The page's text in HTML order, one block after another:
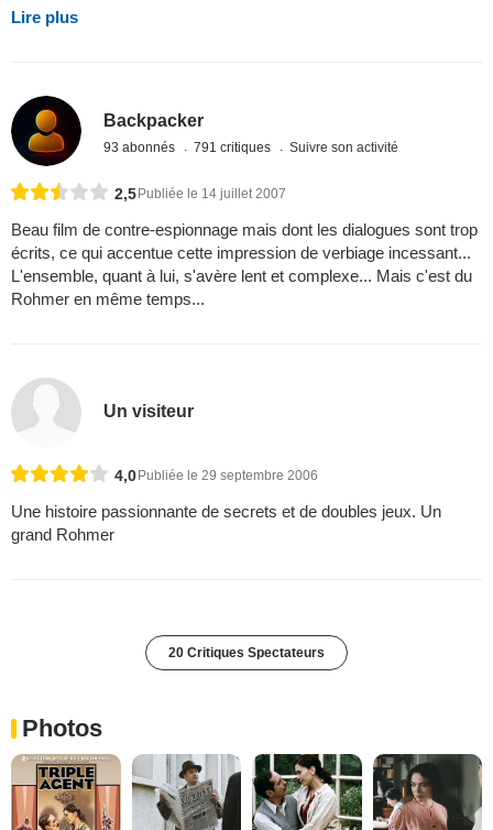
Lire plus
Backpacker
93 abonnés 791 critiques Suivre son activité
2,5 Publiée le 14 juillet 2007
Beau film de contre-espionnage mais dont les dialogues sont trop
écrits, ce qui accentue cette impression de verbiage incessant...
L'ensemble, quant à lui, s'avère lent et complexe... Mais c'est du
Rohmer en même temps...
Un visiteur
4,0 Publiée le 29 septembre 2006
Une histoire passionnante de secrets et de doubles jeux. Un
grand Rohmer
20 Critiques Spectateurs
Photos